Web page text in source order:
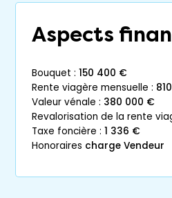
Aspects
bouquet : 150 400 €
rente viagère mensuelle :
valeur vénale : 380 000 €
revalorisation de la rente
taxe foncière : 1 336 €
honoraires charge Vendeur